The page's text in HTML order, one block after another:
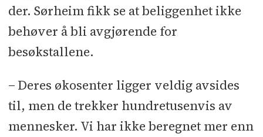
der. Sørheim fikk se at beliggenhet ikke
behøver å bli avgjørende for
besøkstallene.
− Deres økosenter ligger veldig avsides
til, men de trekker hundretusenvis av
mennesker. Vi har ikke beregnet mer enn